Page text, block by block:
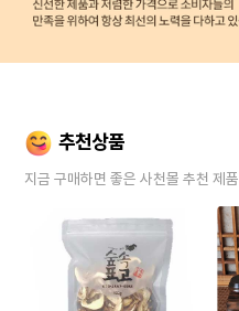
추천상품
지금 구매하면 좋은 사천몰 추천 제품